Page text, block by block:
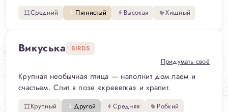
Средний Пятнистый Высокая Хищный
Викуська BIRDS
Придумать своё
Крупная необычная птица — наполнит дом лаем и
счастьем. Спит в позе «креветка» и храпит.
Крупный Другой Средняя Робкий